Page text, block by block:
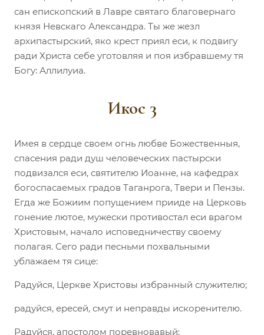
сан епископский в Лавре святаго благовернаго
князя Невскаго Александра. Ты же жезл
архипастырский, яко крест приял еси, к подвигу
ради Христа себе уготовляя и поя избравшему тя
Богу: Аллилуиа.
Икос 3
Имея в сердце своем огнь любве Божественныя,
спасения ради душ человеческих пастырски
подвизался еси, святителю Иоанне, на кафедрах
богоспасаемых градов Таганрога, Твери и Пензы.
Егда же Божиим попущением прииде на Церковь
гонение лютое, мужески противостал еси врагом
Христовым, начало исповедничеству своему
полагая. Сего ради песньми похвальными
ублажаем тя сице:
Радуйся, Церкве Христовы избранный служителю;
радуйся, ересей, смут и неправды искоренителю.
Радуйся, апостолом поревновавый;